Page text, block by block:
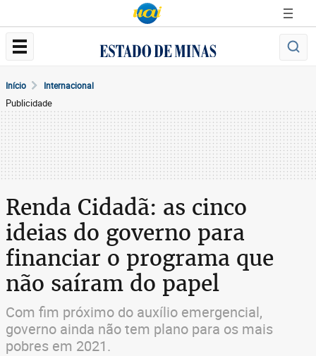
Início Internacional
Publicidade
Renda Cidadã: as cinco
ideias do governo para
financiar o programa que
não saíram do papel
Com fim próximo do auxílio emergencial,
governo ainda não tem plano para os mais
pobres em 2021.